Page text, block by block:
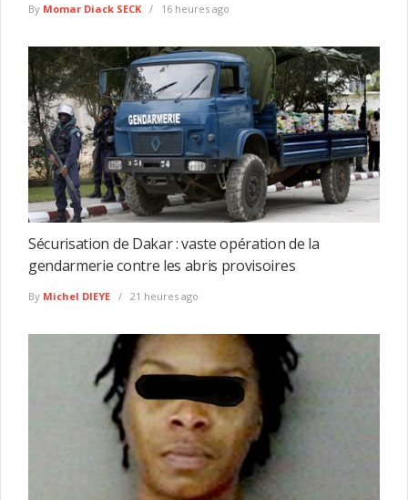
By Momar Diack SECK 16 heures ago
Sécurisation de Dakar : vaste opération de la
gendarmerie contre les abris provisoires
By Michel DIEYE 21 heures ago